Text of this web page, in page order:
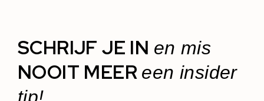
SCHRIJF JE IN en mis
NOOIT MEER een insider